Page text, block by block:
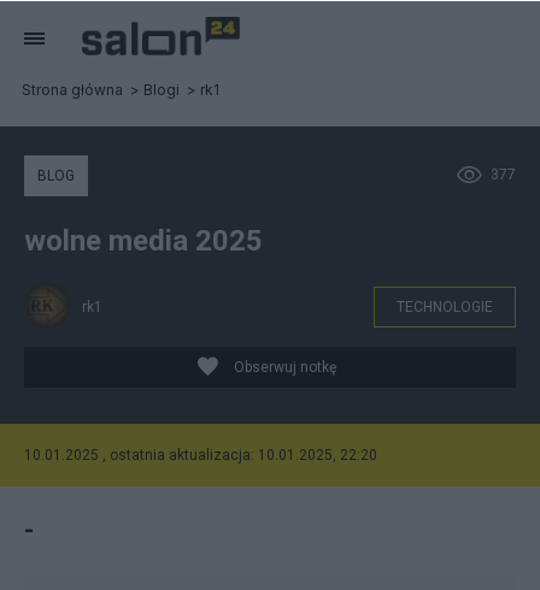
Strona główna Blogi rk1
377
BLOG
wolne media 2025
rk1 TECHNOLOGIE
Obserwuj notkę
10.01.2025 , ostatnia aktualizacja: 10.01.2025, 22:20
-